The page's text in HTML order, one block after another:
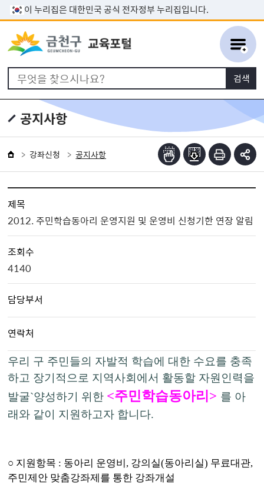
본문 바로가기
이 누리집은 대한민국 공식 전자정부 누리집입니다.
공지사항
강좌신청 공지사항
제목
2012. 주민학습동아리 운영지원 및 운영비 신청기한 연장 알림
조회수
4140
담당부서
연락처
우리 구 주민들의 자발적 학습에 대한 수요를 충족
하고 장기적으로 지역사회에서 활동할 자원인력을
발굴`양성하기 위한 <주민학습동아리> 를 아
래와 같이 지원하고자 합니다.
○ 지원항목 : 동아리 운영비, 강의실(동아리실) 무료대관,
주민제안 맞춤강좌제를 통한 강좌개설